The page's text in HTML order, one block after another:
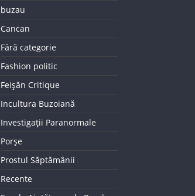
buzau
Cancan
Fără categorie
Fashion politic
Feișăn Critique
Incultura Buzoiană
Investigații Paranormale
Porșe
Prostul Săptămânii
Recente